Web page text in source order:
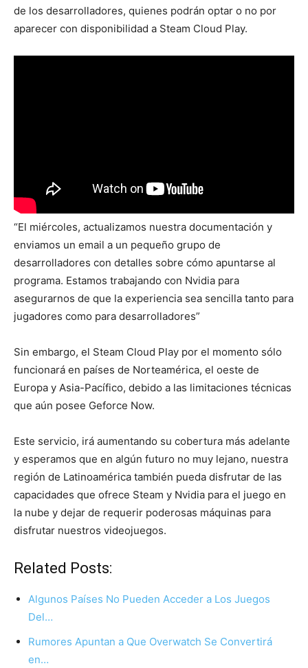
de los desarrolladores, quienes podrán optar o no por
aparecer con disponibilidad a Steam Cloud Play.
“El miércoles, actualizamos nuestra documentación y
enviamos un email a un pequeño grupo de
desarrolladores con detalles sobre cómo apuntarse al
programa. Estamos trabajando con Nvidia para
asegurarnos de que la experiencia sea sencilla tanto para
jugadores como para desarrolladores”
Sin embargo, el Steam Cloud Play por el momento sólo
funcionará en países de Norteamérica, el oeste de
Europa y Asia-Pacífico, debido a las limitaciones técnicas
que aún posee Geforce Now.
Este servicio, irá aumentando su cobertura más adelante
y esperamos que en algún futuro no muy lejano, nuestra
región de Latinoamérica también pueda disfrutar de las
capacidades que ofrece Steam y Nvidia para el juego en
la nube y dejar de requerir poderosas máquinas para
disfrutar nuestros videojuegos.
Related Posts:
Algunos Países No Pueden Acceder a Los Juegos
Del…
Rumores Apuntan a Que Overwatch Se Convertirá
en…